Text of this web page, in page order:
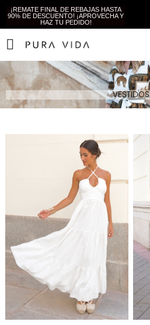
¡REMATE FINAL DE REBAJAS HASTA
90% DE DESCUENTO! ¡APROVECHA Y
HAZ TU PEDIDO!
VESTIDOS